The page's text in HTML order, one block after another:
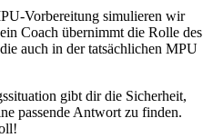
Vorbereitung simulieren wir
Coach übernimmt die Rolle des
auch in der tatsächlichen MPU
gibt dir die Sicherheit,
passende Antwort zu finden.